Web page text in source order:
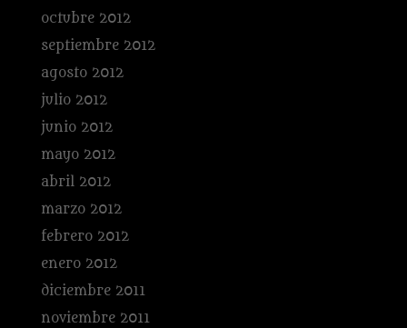
octubre 2012
septiembre 2012
agosto 2012
julio 2012
junio 2012
mayo 2012
abril 2012
marzo 2012
febrero 2012
enero 2012
diciembre 2011
noviembre 2011